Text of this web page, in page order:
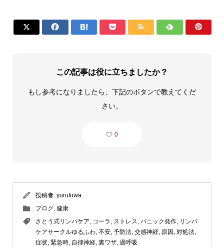
      
この記事は役に立ちましたか？
もし参考になりましたら、下記のボタンで教えてくだ
さい。
0
投稿者: yurufuwa
ブログ, 健康
さとう式リンパケア, コーラ , ストレス, パニック発作, リンパ
ケアサークルゆるふわ, 不安, 予防法, 交感神経, 原因 , 対処法,
症状, 緊急時, 自律神経, 裏ワザ, 過呼吸